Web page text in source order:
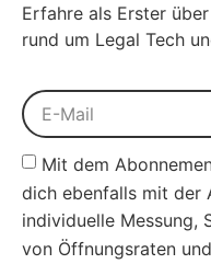
Erfahre als Erster
rund um Legal Tech
Mit dem
dich ebenfalls mit der
individuelle Messung,
von Öffnungsraten